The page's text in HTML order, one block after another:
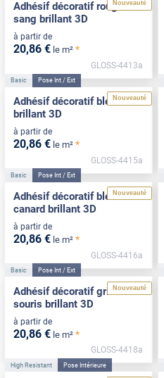
Nouveauté
Adhésif décoratif rouge
sang brillant 3D
à partir de
20,86 € le m² *
GLOSS-4413a
Nouveauté
Basic Pose Int / Ext
Adhésif décoratif bleu roi
brillant 3D
à partir de
20,86 € le m² *
GLOSS-4415a
Nouveauté
Basic Pose Int / Ext
Adhésif décoratif bleu
canard brillant 3D
à partir de
20,86 € le m² *
GLOSS-4416a
Nouveauté
Basic Pose Int / Ext
Adhésif décoratif gris
souris brillant 3D
à partir de
20,86 € le m² *
GLOSS-4418a
High Resistant Pose Intérieure